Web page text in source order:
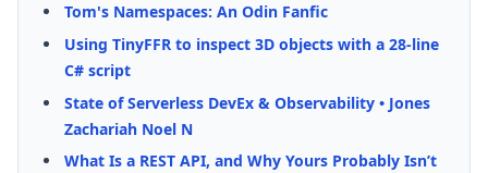
Tom's Namespaces: An Odin Fanfic
Using TinyFFR to inspect 3D objects with a 28-line
C# script
State of Serverless DevEx & Observability • Jones
Zachariah Noel N
What Is a REST API, and Why Yours Probably Isn’t